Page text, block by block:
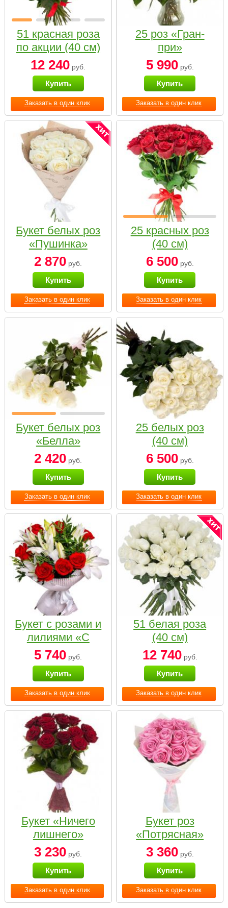
Заказать в один клик
51 красная роза
по акции (40 см)
12 240 руб.
Купить
Заказать в один клик
25 роз «Гран-
при»
5 990руб.
Купить
Заказать в один клик
Букет белых роз
«Пушинка»
2 870 руб.
Купить
Заказать в один клик
25 красных роз
(40 см)
6 500руб.
Купить
Заказать в один клик
Букет белых роз
«Белла»
2 420 руб.
Купить
Заказать в один клик
25 белых роз
(40 см)
6 500руб.
Купить
Заказать в один клик
Букет с розами и
лилиями «С
наилучшими
пожеланиями»
5 740 руб.
Купить
Заказать в один клик
51 белая роза
(40 см)
12 740руб.
Купить
Заказать в один клик
Букет «Ничего
лишнего»
3 230 руб.
Купить
Заказать в один клик
Букет роз
«Потрясная»
3 360руб.
Купить